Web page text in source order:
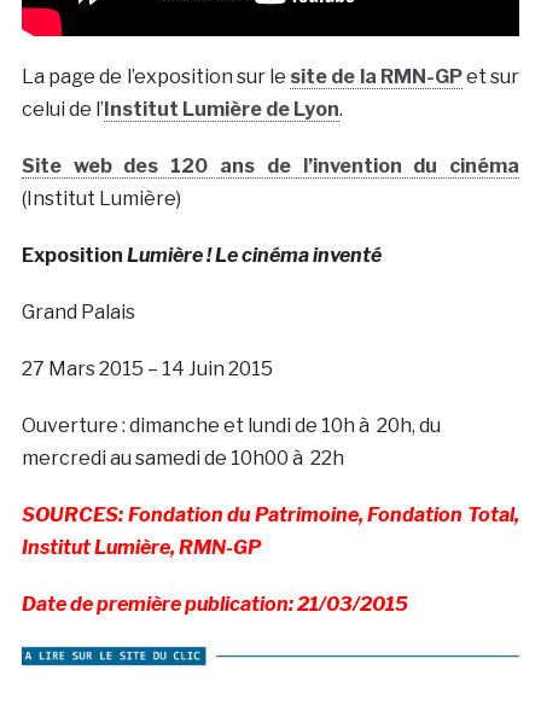
La page de l’exposition sur le site de la RMN-GPet sur
celui de l’Institut Lumière de Lyon.
Site web des 120 ans de l’invention du cinéma
(Institut Lumière)
Exposition Lumière ! Le cinéma inventé
Grand Palais
27 Mars 2015 – 14 Juin 2015
Ouverture : dimanche et lundi de 10h à 20h, du
mercredi au samedi de 10h00 à 22h
SOURCES: Fondation du Patrimoine, Fondation Total,
Institut Lumière, RMN-GP
Date de première publication: 21/03/2015